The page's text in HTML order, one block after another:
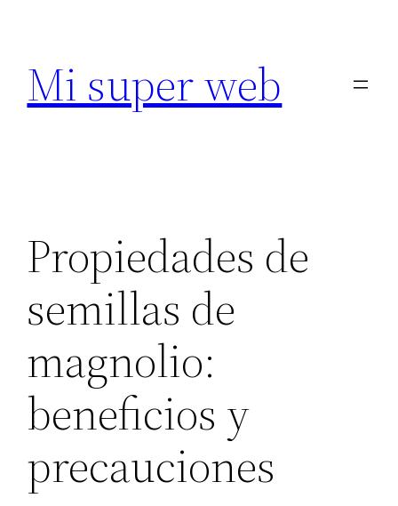
contenido
Mi super web
Propiedades de
semillas de
magnolio:
beneficios y
precauciones